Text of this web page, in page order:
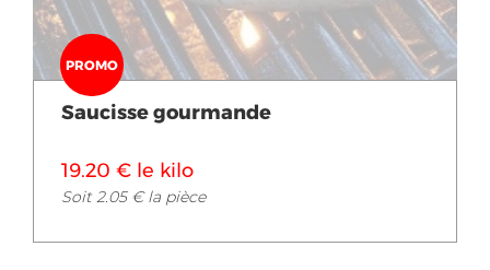
PROMO
Saucisse gourmande
19.20 € le kilo
Soit 2.05 € la pièce